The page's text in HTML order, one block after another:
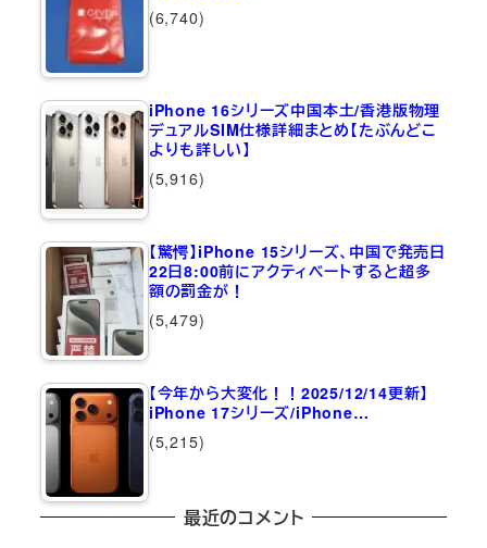
(6,740)
iPhone 16シリーズ中国本土/香港版物理
デュアルSIM仕様詳細まとめ【たぶんどこ
よりも詳しい】
(5,916)
【驚愕】iPhone 15シリーズ、中国で発売日
22日8:00前にアクティベートすると超多
額の罰金が！
(5,479)
【今年から大変化！！2025/12/14更新】
iPhone 17シリーズ/iPhone…
(5,215)
最近のコメント